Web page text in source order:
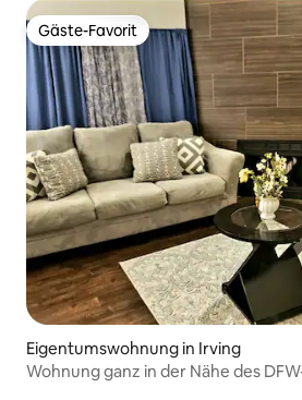
Gäste-Favorit
Gäste-Favorit
Eigentumswohnung in Irving
Wohnung ganz in der Nähe des